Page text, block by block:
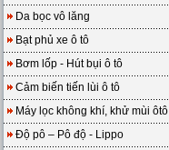
Da bọc vô lăng
Bạt phủ xe ô tô
Bơm lốp - Hút bụi ô tô
Cảm biến tiến lùi ô tô
Máy lọc không khí, khử mùi ôtô
Độ pô – Pô độ - Lippo